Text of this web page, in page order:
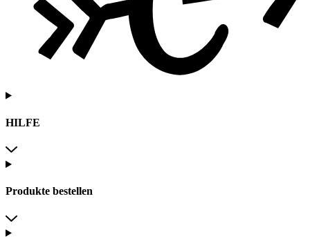
HILFE
Produkte bestellen